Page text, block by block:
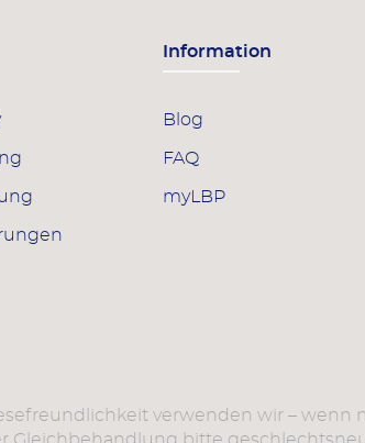
Information
Blog
FAQ
myLBP
verwenden wir – wenn